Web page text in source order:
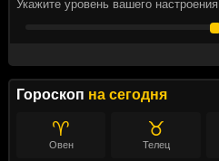
Укажите уровень вашего
Гороскоп на сегодня
♈
Овен
♉
Телец